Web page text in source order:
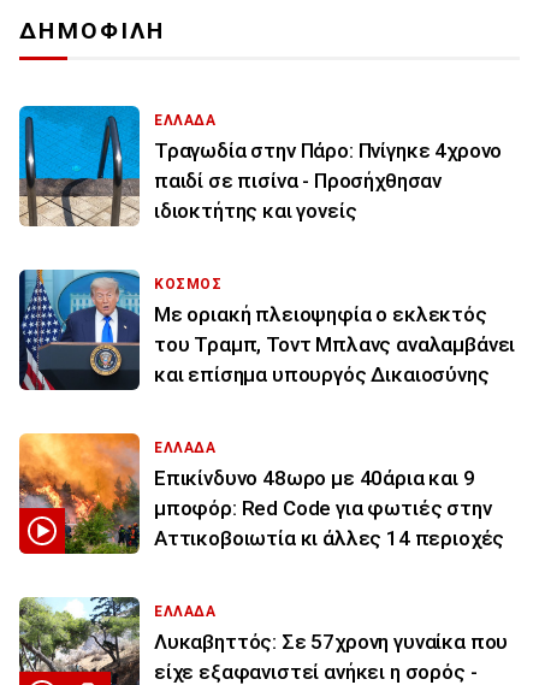
ΔΗΜΟΦΙΛΗ
ΕΛΛΑΔΑ
Τραγωδία στην Πάρο: Πνίγηκε 4χρονο
παιδί σε πισίνα - Προσήχθησαν
ιδιοκτήτης και γονείς
ΚΟΣΜΟΣ
Με οριακή πλειοψηφία ο εκλεκτός
του Τραμπ, Τοντ Μπλανς αναλαμβάνει
και επίσημα υπουργός Δικαιοσύνης
ΕΛΛΑΔΑ
Επικίνδυνο 48ωρο με 40άρια και 9
μποφόρ: Red Code για φωτιές στην
Αττικοβοιωτία κι άλλες 14 περιοχές
ΕΛΛΑΔΑ
Λυκαβηττός: Σε 57χρονη γυναίκα που
είχε εξαφανιστεί ανήκει η σορός -